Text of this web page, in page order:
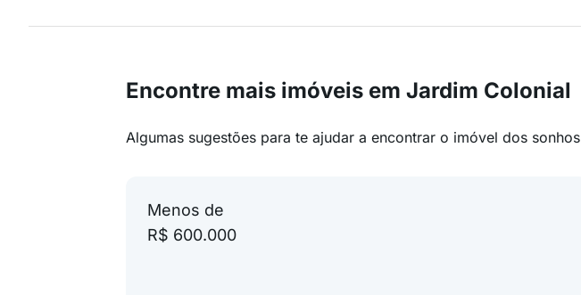
Encontre mais imóveis em Jardim Colonial
Algumas sugestões para te ajudar a encontrar o imóvel dos sonhos
Menos de
R$ 600.000